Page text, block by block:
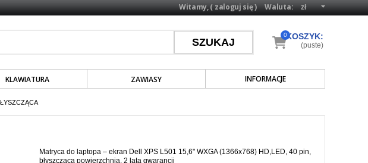
Waluta:
Witamy, (zaloguj się)
KLAWIATURA ZAWIASY INFORMACJE
KOSZYK:
0
(puste)
Matryca do laptopa – ekran Dell XPS L501 15,6" WXGA (1366x768) HD,LED, 40 pin,
błyszcząca powierzchnia, 2 lata gwarancji